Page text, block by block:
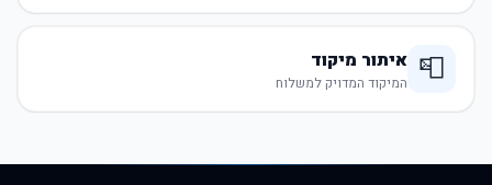
📮 איתור מיקוד
המיקוד המדויק למשלוח